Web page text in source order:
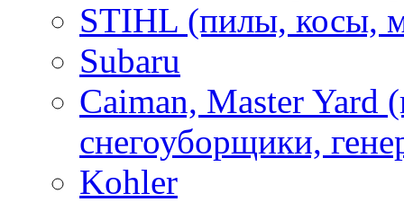
STIHL (пилы, косы,
Subaru
Caiman, Master Yard
снегоуборщики,
Kohler